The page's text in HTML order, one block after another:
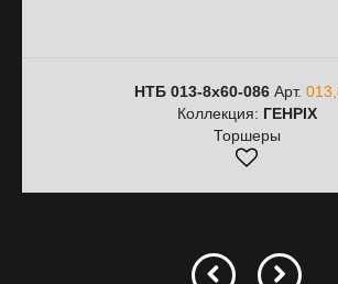
НТБ 013-8х60-086 Арт.
Коллекция: ГЕНРІХ
Торшеры